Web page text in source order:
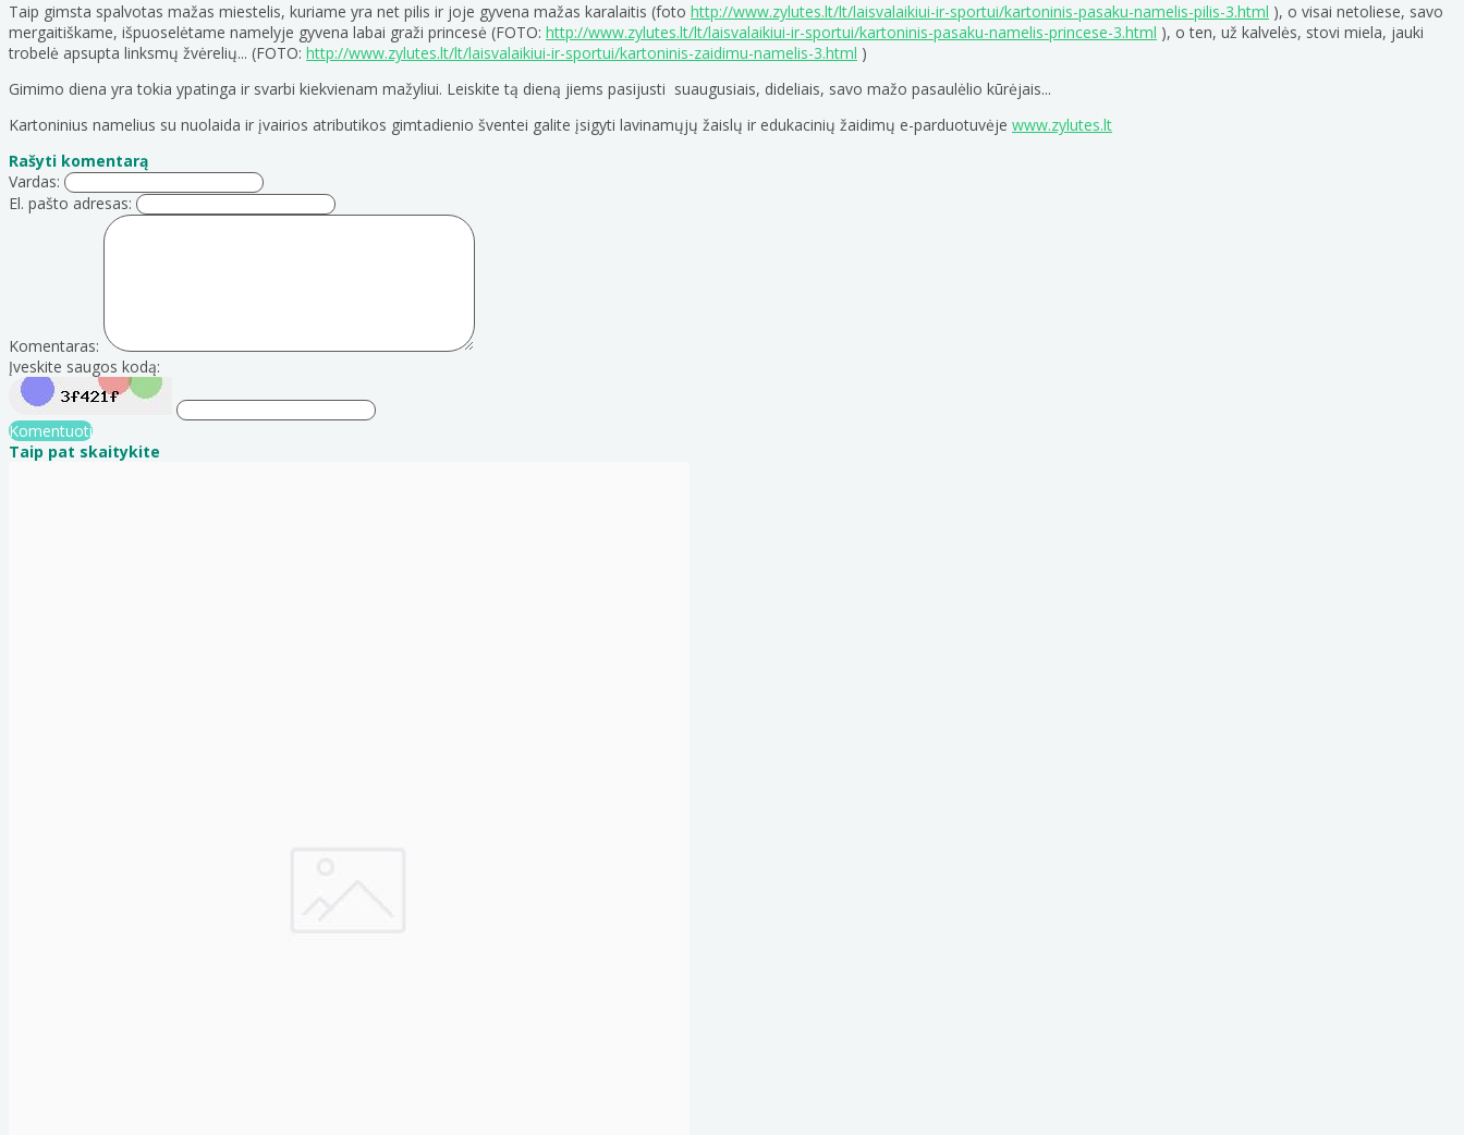
Taip gimsta spalvotas mažas miestelis, kuriame yra net pilis ir joje gyvena mažas karalaitis (foto http://www.zylutes.lt/lt/laisvalaikiui-ir-sportui/kartoninis-pasaku-namelis-pilis-3.html ), o visai netoliese, savo
mergaitiškame, išpuoselėtame namelyje gyvena labai graži princesė (FOTO: http://www.zylutes.lt/lt/laisvalaikiui-ir-sportui/kartoninis-pasaku-namelis-princese-3.html ), o ten, už kalvelės, stovi miela, jauki
trobelė apsupta linksmų žvėrelių... (FOTO: http://www.zylutes.lt/lt/laisvalaikiui-ir-sportui/kartoninis-zaidimu-namelis-3.html )
Gimimo diena yra tokia ypatinga ir svarbi kiekvienam mažyliui. Leiskite tą dieną jiems pasijusti suaugusiais, dideliais, savo mažo pasaulėlio kūrėjais...
Kartoninius namelius su nuolaida ir įvairios atributikos gimtadienio šventei galite įsigyti lavinamųjų žaislų ir edukacinių žaidimų e-parduotuvėje www.zylutes.lt
Rašyti komentarą
Vardas:
El. pašto adresas:
Komentaras:
Įveskite saugos kodą:
Komentuoti
Taip pat skaitykite